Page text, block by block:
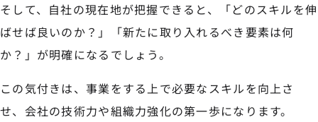
そして、自社の現在地が把握できると、「どのスキルを伸
ばせば良いのか？」「新たに取り入れるべき要素は何
か？」が明確になるでしょう。
この気付きは、事業をする上で必要なスキルを向上さ
せ、会社の技術力や組織力強化の第一歩になります。